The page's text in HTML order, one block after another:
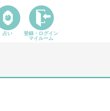
占い
登録・ログイン
マイルーム